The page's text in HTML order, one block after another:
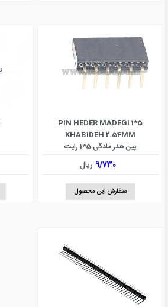
PIN HEDER MADEGI 1*5
KHABIDEH 2.54MM
پین هدر مادگی 5*1 رایت
9/730 ریال
سفارش این محصول